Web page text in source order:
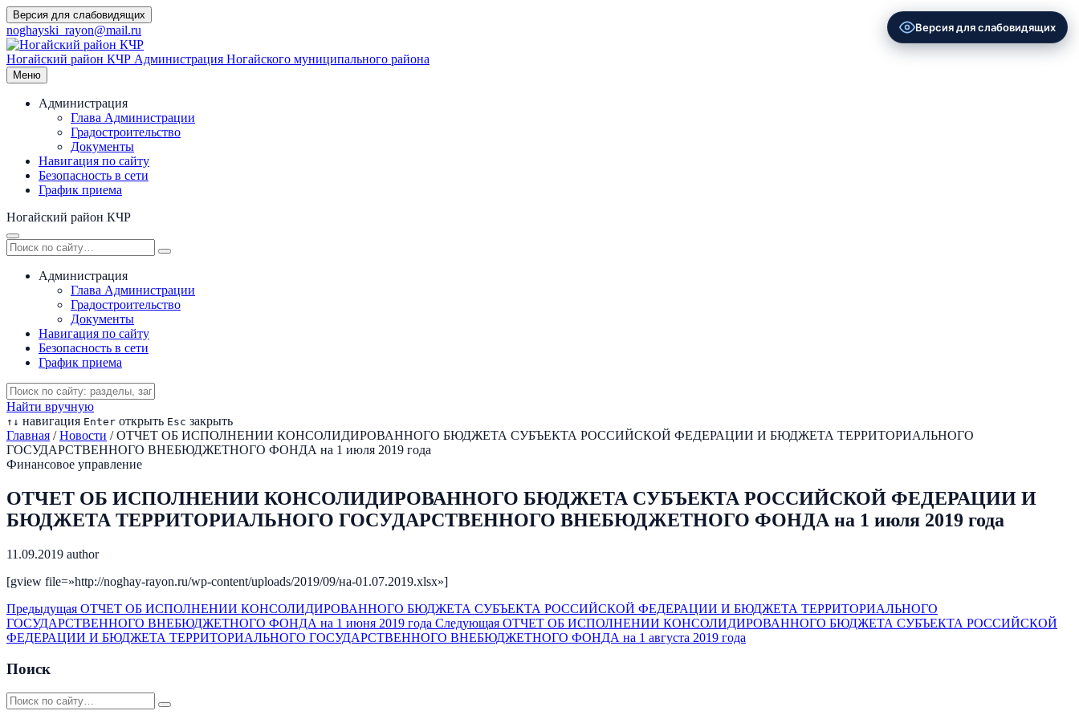
Перейти
к
содержимому
Версия для слабовидящих
noghayski_rayon@mail.ru
Ногайский район КЧР Администрация Ногайского муниципального района
Меню
Администрация
Глава Администрации
Градостроительство
Документы
Навигация по сайту
Безопасность в сети
График приема
Ногайский район КЧР
Администрация
Глава Администрации
Градостроительство
Документы
Навигация по сайту
Безопасность в сети
График приема
Найти вручную
↑ ↓ навигация Enter открыть Esc закрыть
Главная / Новости / ОТЧЕТ ОБ ИСПОЛНЕНИИ КОНСОЛИДИРОВАННОГО БЮДЖЕТА СУБЪЕКТА РОССИЙСКОЙ ФЕДЕРАЦИИ И БЮДЖЕТА ТЕРРИТОРИАЛЬНОГО
ГОСУДАРСТВЕННОГО ВНЕБЮДЖЕТНОГО ФОНДА на 1 июля 2019 года
Финансовое управление
ОТЧЕТ ОБ ИСПОЛНЕНИИ КОНСОЛИДИРОВАННОГО БЮДЖЕТА СУБЪЕКТА РОССИЙСКОЙ ФЕДЕРАЦИИ И
БЮДЖЕТА ТЕРРИТОРИАЛЬНОГО ГОСУДАРСТВЕННОГО ВНЕБЮДЖЕТНОГО ФОНДА на 1 июля 2019 года
11.09.2019 author
[gview file=»http://noghay-rayon.ru/wp-content/uploads/2019/09/на-01.07.2019.xlsx»]
Предыдущая ОТЧЕТ ОБ ИСПОЛНЕНИИ КОНСОЛИДИРОВАННОГО БЮДЖЕТА СУБЪЕКТА РОССИЙСКОЙ ФЕДЕРАЦИИ И БЮДЖЕТА ТЕРРИТОРИАЛЬНОГО
ГОСУДАРСТВЕННОГО ВНЕБЮДЖЕТНОГО ФОНДА на 1 июня 2019 года Следующая ОТЧЕТ ОБ ИСПОЛНЕНИИ КОНСОЛИДИРОВАННОГО БЮДЖЕТА СУБЪЕКТА РОССИЙСКОЙ
ФЕДЕРАЦИИ И БЮДЖЕТА ТЕРРИТОРИАЛЬНОГО ГОСУДАРСТВЕННОГО ВНЕБЮДЖЕТНОГО ФОНДА на 1 августа 2019 года
Поиск
Версия для слабовидящих